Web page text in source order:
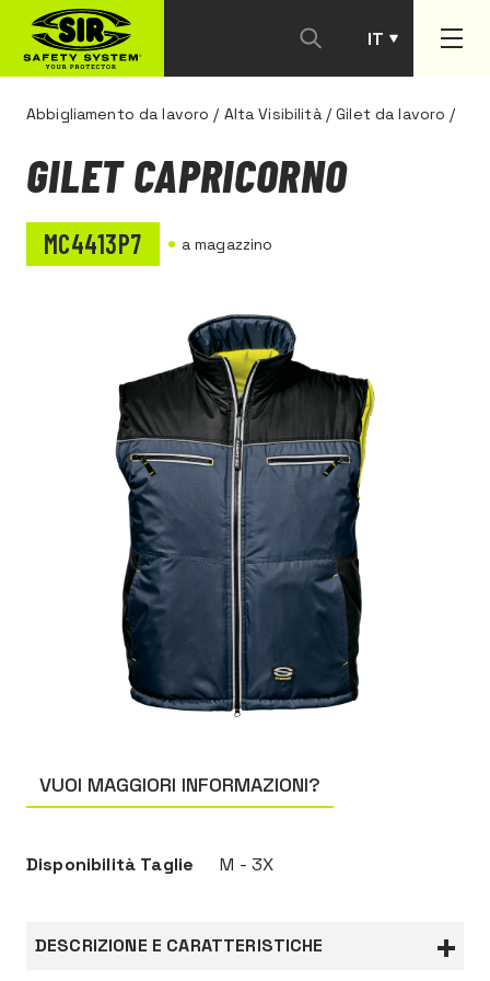
IT
PT
Abbigliamento da lavoro / Alta Visibilità/Gilet da lavoro /
VUOI MAGGIORI INFORMAZIONI?
Disponibilità Taglie M - 3X
DESCRIZIONE E CARATTERISTICHE
GILET CAPRICORNO
MC4413P7 a magazzino